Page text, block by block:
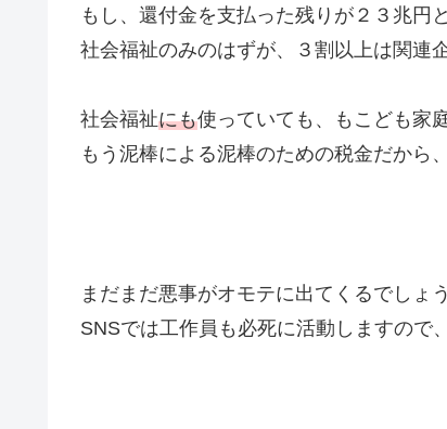
もし、還付金を支払った残りが２３兆円
社会福祉のみのはずが、３割以上は関連
社会福祉にも使っていても、もこども家
もう泥棒による泥棒のための税金だから
まだまだ悪事がオモテに出てくるでしょ
SNSでは工作員も必死に活動しますので